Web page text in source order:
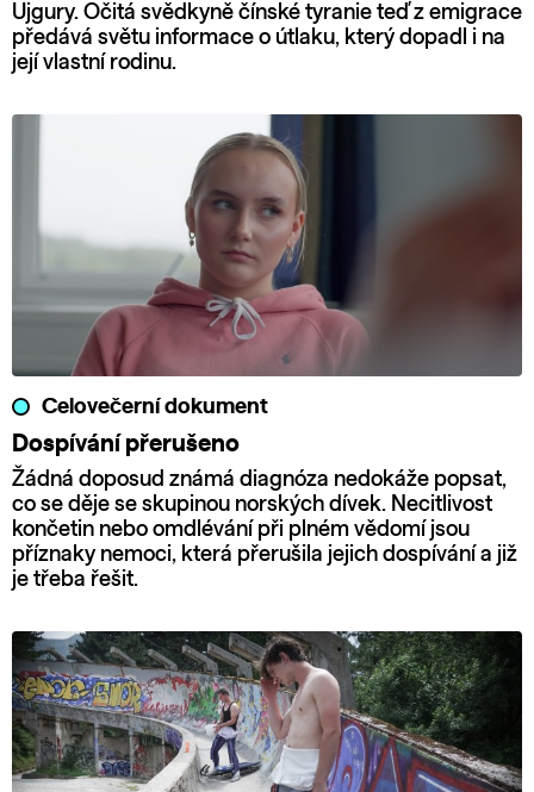
Ujgury. Očitá svědkyně čínské tyranie teď z emigrace
předává světu informace o útlaku, který dopadl i na
její vlastní rodinu.
Celovečerní dokument
Dospívání přerušeno
Žádná doposud známá diagnóza nedokáže popsat,
co se děje se skupinou norských dívek. Necitlivost
končetin nebo omdlévání při plném vědomí jsou
příznaky nemoci, která přerušila jejich dospívání a již
je třeba řešit.